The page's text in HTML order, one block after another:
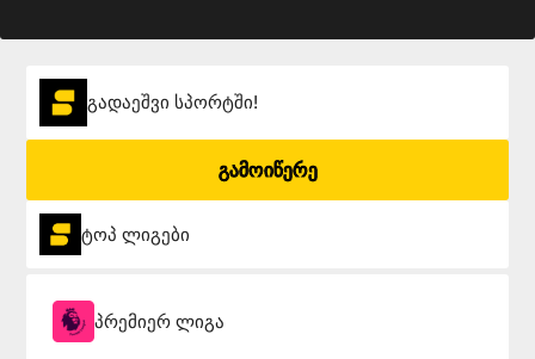
გადაეშვი სპორტში!
გამოიწერე
ტოპ ლიგები
პრემიერ ლიგა